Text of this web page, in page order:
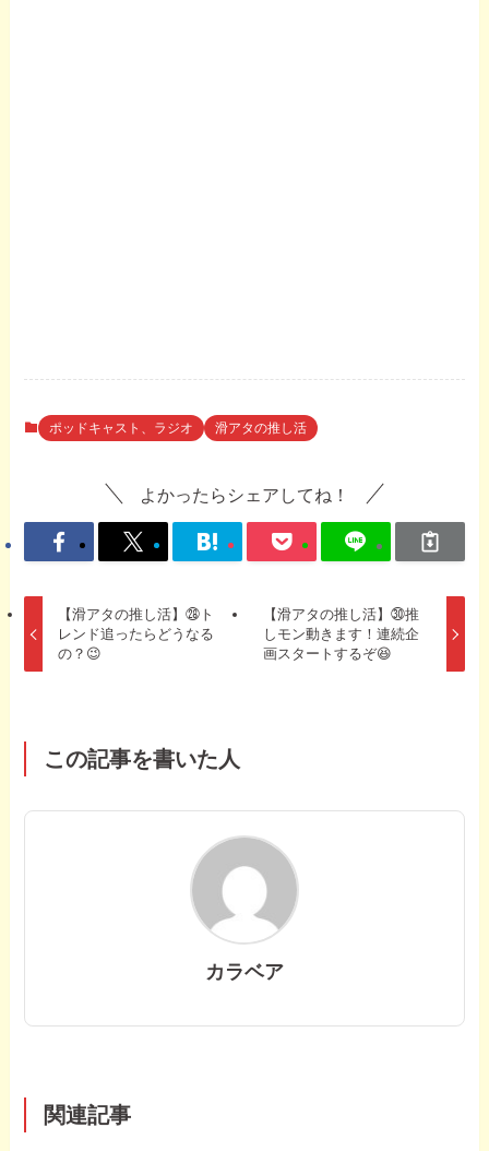
ポッドキャスト、ラジオ 滑アタの推し活
よかったらシェアしてね！
【滑アタの推し活】㉘ト
レンド追ったらどうなる
の？😉
【滑アタの推し活】㉚推
しモン動きます！連続企
画スタートするぞ😆
この記事を書いた人
カラベア
関連記事